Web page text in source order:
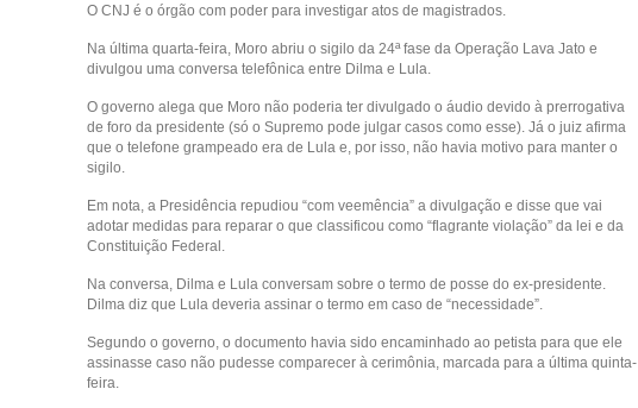
O CNJ é o órgão com poder para investigar atos de magistrados.
Na última quarta-feira, Moro abriu o sigilo da 24ª fase da Operação Lava Jato e
divulgou uma conversa telefônica entre Dilma e Lula.
O governo alega que Moro não poderia ter divulgado o áudio devido à prerrogativa
de foro da presidente (só o Supremo pode julgar casos como esse). Já o juiz afirma
que o telefone grampeado era de Lula e, por isso, não havia motivo para manter o
sigilo.
Em nota, a Presidência repudiou “com veemência” a divulgação e disse que vai
adotar medidas para reparar o que classificou como “flagrante violação” da lei e da
Constituição Federal.
Na conversa, Dilma e Lula conversam sobre o termo de posse do ex-presidente.
Dilma diz que Lula deveria assinar o termo em caso de “necessidade”.
Segundo o governo, o documento havia sido encaminhado ao petista para que ele
assinasse caso não pudesse comparecer à cerimônia, marcada para a última quinta-
feira.